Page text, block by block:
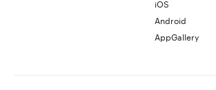
iOS
Android
AppGallery